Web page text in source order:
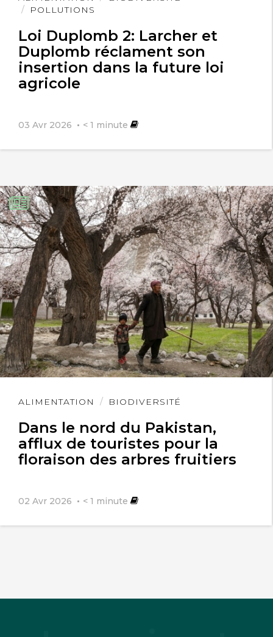
POLLUTIONS
Loi Duplomb 2: Larcher et
Duplomb réclament son
insertion dans la future loi
agricole
03 Avr 2026 < 1 minute
l'article
ALIMENTATION BIODIVERSITÉ
Dans le nord du Pakistan,
afflux de touristes pour la
floraison des arbres fruitiers
02 Avr 2026 < 1 minute
Lire